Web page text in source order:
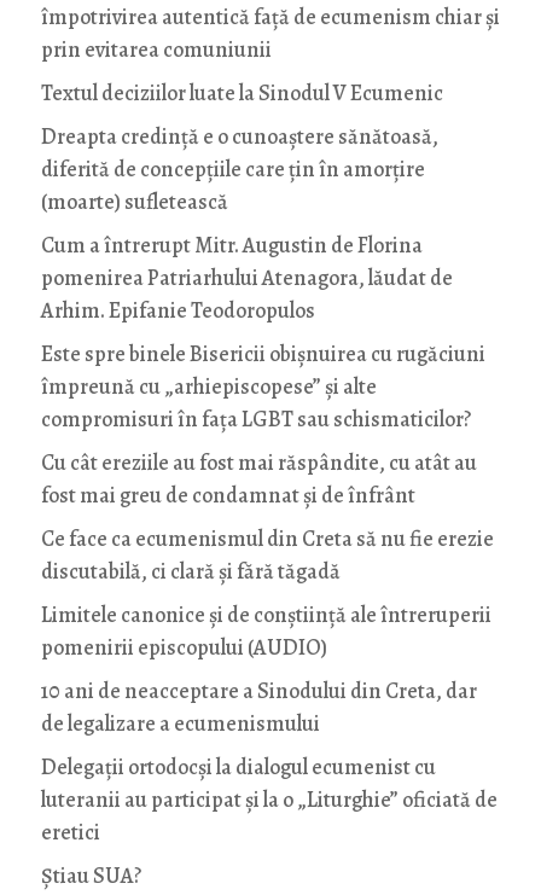
împotrivirea autentică față de ecumenism chiar și
prin evitarea comuniunii
Textul deciziilor luate la Sinodul V Ecumenic
Dreapta credință e o cunoaștere sănătoasă,
diferită de concepțiile care țin în amorțire
(moarte) sufletească
Cum a întrerupt Mitr. Augustin de Florina
pomenirea Patriarhului Atenagora, lăudat de
Arhim. Epifanie Teodoropulos
Este spre binele Bisericii obișnuirea cu rugăciuni
împreună cu „arhiepiscopese” și alte
compromisuri în fața LGBT sau schismaticilor?
Cu cât ereziile au fost mai răspândite, cu atât au
fost mai greu de condamnat și de înfrânt
Ce face ca ecumenismul din Creta să nu fie erezie
discutabilă, ci clară și fără tăgadă
Limitele canonice și de conștiință ale întreruperii
pomenirii episcopului (AUDIO)
10 ani de neacceptare a Sinodului din Creta, dar
de legalizare a ecumenismului
Delegații ortodocși la dialogul ecumenist cu
luteranii au participat și la o „Liturghie” oficiată de
eretici
Știau SUA?